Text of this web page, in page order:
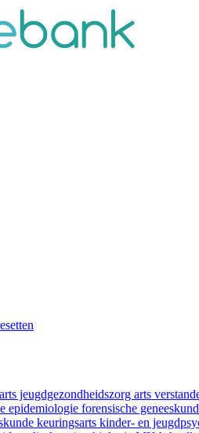
arts jeugdgezondheidszorg arts
epidemiologie forensische
keuringsarts kinder- en